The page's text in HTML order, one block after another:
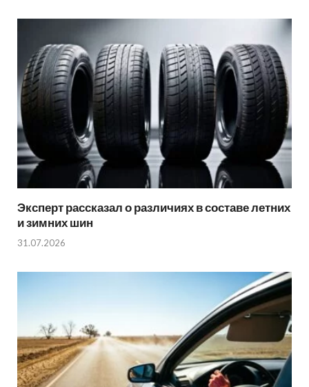
Эксперт рассказал о различиях в составе летних
и зимних шин
31.07.2026